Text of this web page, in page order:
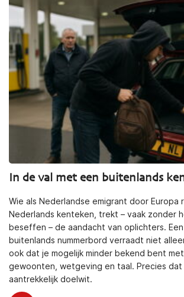
In de val met een buitenlands
Wie als Nederlandse emigrant door Europa
Nederlands kenteken, trekt – vaak zonder
beseffen – de aandacht van oplichters.
buitenlands nummerbord verraadt niet
ook dat je mogelijk minder bekend bent
gewoonten, wetgeving en taal. Precies dat
aantrekkelijk doelwit.